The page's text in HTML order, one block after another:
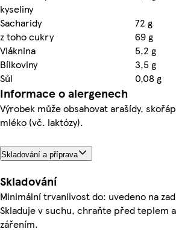
kyseliny
Sacharidy
72 g
z toho cukry
69 g
Vláknina
5,2 g
Bílkoviny
3,5 g
Sůl
0,08 g
Informace o alergenech
Výrobek může obsahovat arašídy,
mléko (vč. laktózy).
Skladování a příprava
Skladování
Minimální trvanlivost do: uvedeno na
Skladuje v suchu, chraňte před teplem
zářením.